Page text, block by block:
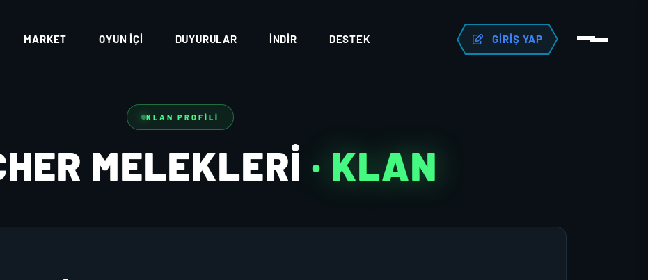
MARKET OYUN İÇI DUYURULAR İNDIR DESTEK GIRIŞ YAP
KLAN PROFILI
MELEKLERI · KLAN